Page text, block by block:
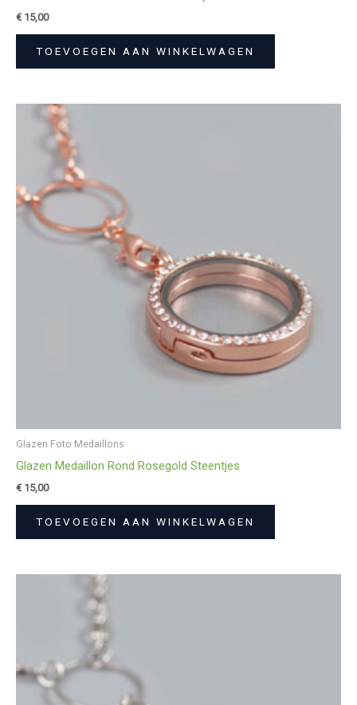
€15,00
TOEVOEGEN AAN WINKELWAGEN
Glazen Foto Medaillons
Glazen Medaillon Rond Rosegold Steentjes
€15,00
TOEVOEGEN AAN WINKELWAGEN